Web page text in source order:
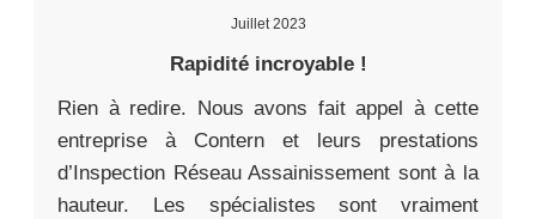
Juillet 2023
Rapidité incroyable !
Rien à redire. Nous avons fait appel à cette
entreprise à Contern et leurs prestations
d’Inspection Réseau Assainissement sont à la
hauteur. Les spécialistes sont vraiment